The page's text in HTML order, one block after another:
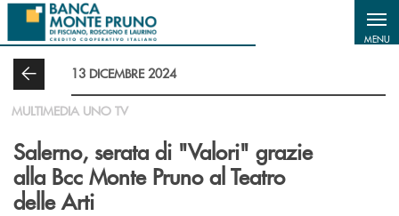
Salta al contenuto principale
MENU
13 DICEMBRE 2024
MULTIMEDIA UNO TV
Salerno, serata di "Valori" grazie
alla Bcc Monte Pruno al Teatro
delle Arti